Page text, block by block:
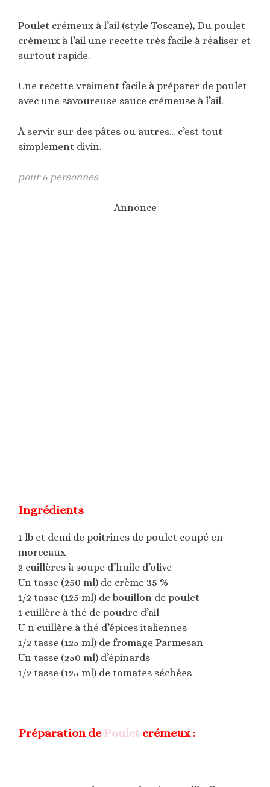
Poulet crémeux à l’ail (style Toscane), Du poulet
crémeux à l’ail une recette très facile à réaliser et
surtout rapide.
Une recette vraiment facile à préparer de poulet
avec une savoureuse sauce crémeuse à l’ail.
À servir sur des pâtes ou autres… c’est tout
simplement divin.
pour 6 personnes
Annonce
Ingrédients
1 lb et demi de poitrines de poulet coupé en
morceaux
2 cuillères à soupe d’huile d’olive
Un tasse (250 ml) de crème 35 %
1/2 tasse (125 ml) de bouillon de poulet
1 cuillère à thé de poudre d’ail
U n cuillère à thé d’épices italiennes
1/2 tasse (125 ml) de fromage Parmesan
Un tasse (250 ml) d’épinards
1/2 tasse (125 ml) de tomates séchées
Préparation dePoulet crémeux :